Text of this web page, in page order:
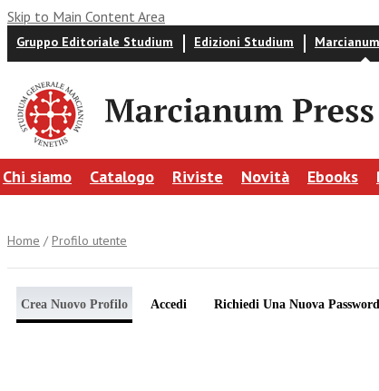
Skip to Main Content Area
Gruppo Editoriale Studium Edizioni Studium
Chi siamo Catalogo Riviste Novità Ebooks
Home / Profilo utente
Crea Nuovo Profilo Accedi Richiedi Una Nuova Password